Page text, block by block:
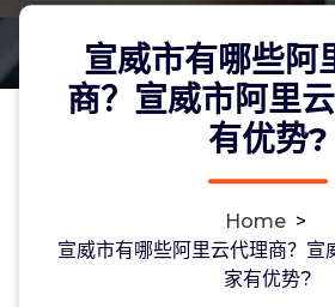
宣威市有哪些阿
商？宣威市阿里
有优势?
Home >
宣威市有哪些阿里云代理商？宣
家有优势?
里云代理哪家有优势?